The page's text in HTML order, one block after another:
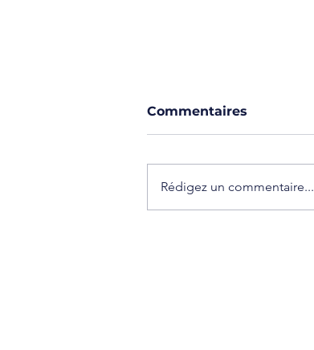
Commentaires
Rédigez un commentaire...